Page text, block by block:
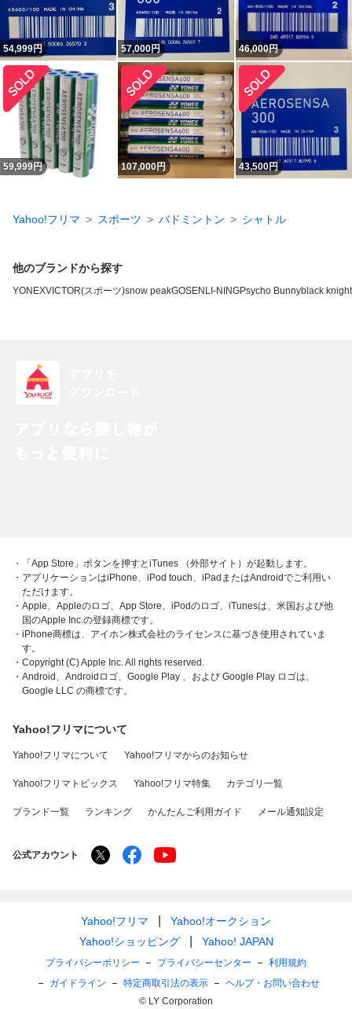
54,999円 57,000円 46,000円
59,999円 107,000円 43,500円
Yahoo!フリマ スポーツ バドミントン シャトル
他のブランドから探す
YONEXVICTOR(スポーツ)snow peakGOSEN LI-NINGPsycho Bunnyblack knight
・「App Store」ボタンを押すとiTunes （外部サイト）が起動します。
・アプリケーションはiPhone、iPod touch、iPadまたはAndroidでご利用い
ただけます。
・Apple、Appleのロゴ、App Store、iPodのロゴ、iTunesは、米国および他
国のApple Inc.の登録商標です。
・iPhone商標は、アイホン株式会社のライセンスに基づき使用されていま
す。
・Copyright (C) Apple Inc. All rights reserved.
・Android、Androidロゴ、Google Play 、および Google Play ロゴは、
Google LLC の商標です。
Yahoo!フリマについて
Yahoo!フリマについて Yahoo!フリマからのお知らせ
Yahoo!フリマトピックス Yahoo!フリマ特集 カテゴリ一覧
ブランド一覧 ランキング かんたんご利用ガイド メール通知設定
公式アカウント
Yahoo!フリマ
Yahoo!オークション
Yahoo!ショッピング
Yahoo! JAPAN
プライバシーポリシー プライバシーセンター
利用規約
ガイドライン
特定商取引法の表示
ヘルプ・お問い合わせ
© LY Corporation